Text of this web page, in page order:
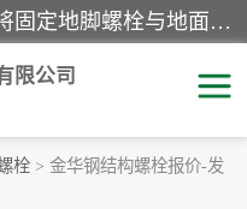
紧固件地脚螺栓的效果：1、将固定地脚螺栓与地面用水泥等物品灌溉在一起，可用来固定较小振荡和冲击的设备。2、活动地脚是一种可拆卸的地脚螺栓，可以固定有激烈振荡和冲击的大型机器设备。3、胀锚地脚螺栓用于固定比较简略且重量轻的设备，辅佐设备长期处于静止状态下。4、粘接地脚螺栓为一种使用广泛且常见的设备，它也是用来固定简略设备的小件。
限公司
栓 > 金华钢结构螺栓报价-发